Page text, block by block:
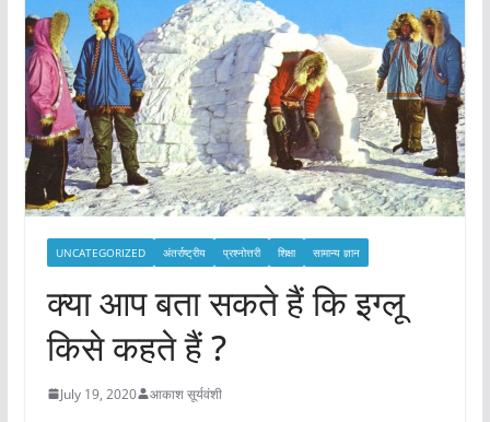
UNCATEGORIZED अंतर्राष्ट्रीय प्रश्नोत्तरी शिक्षा सामान्य ज्ञान
क्या आप बता सकते हैं कि इग्लू
किसे कहते हैं ?
July 19, 2020 आकाश सूर्यवंशी